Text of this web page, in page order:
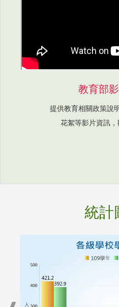
教育部
提供教育相關政策說
花絮等影片資訊，
統計